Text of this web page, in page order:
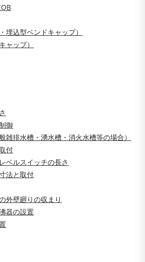
埋込型ベンドキャップ）
ャップ）
御
雑排水槽・湧水槽・消火水槽等の場合）
付
ベルスイッチの長さ
法と取付
外壁廻りの収まり
器の設置